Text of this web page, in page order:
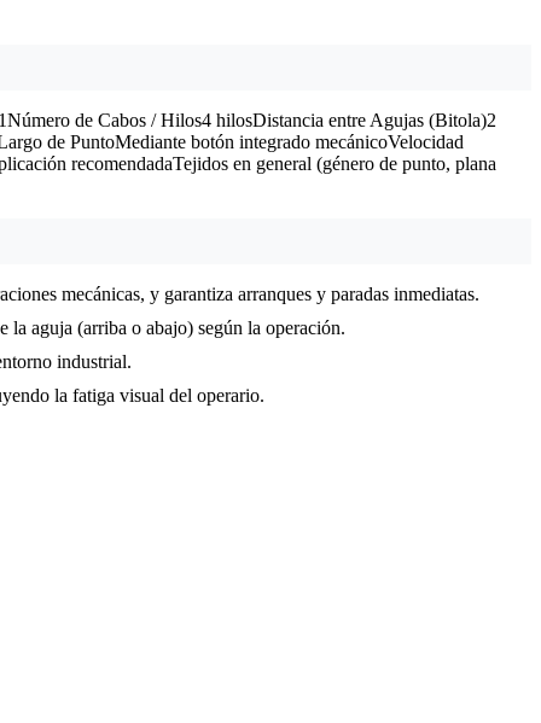
de Cabos / Hilos4 hilosDistancia entre Agujas (Bitola)2
de PuntoMediante botón integrado mecánicoVelocidad
recomendadaTejidos en general (género de punto, plana
mecánicas, y garantiza arranques y paradas inmediatas.
aguja (arriba o abajo) según la operación.
industrial.
la fatiga visual del operario.